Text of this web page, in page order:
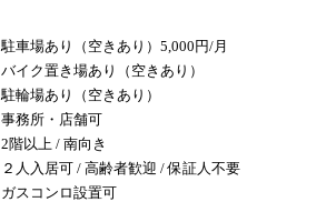
駐車場あり（空きあり）5,000円/月
バイク置き場あり（空きあり）
駐輪場あり（空きあり）
事務所・店舗可
2階以上 / 南向き
２人入居可 / 高齢者歓迎 / 保証人不要
ガスコンロ設置可